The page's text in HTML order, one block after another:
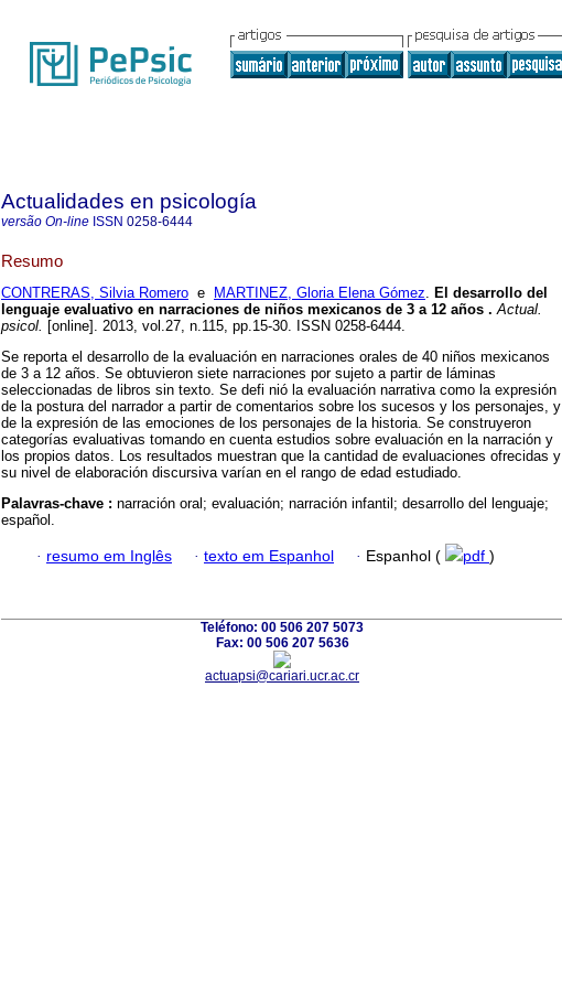
Actualidades en psicología
versão On-line ISSN 0258-6444
Resumo
CONTRERAS, Silvia Romero e MARTINEZ, Gloria Elena Gómez. El desarrollo del
lenguaje evaluativo en narraciones de niños mexicanos de 3 a 12 años . Actual.
psicol. [online]. 2013, vol.27, n.115, pp.15-30. ISSN 0258-6444.
Se reporta el desarrollo de la evaluación en narraciones orales de 40 niños mexicanos
de 3 a 12 años. Se obtuvieron siete narraciones por sujeto a partir de láminas
seleccionadas de libros sin texto. Se defi nió la evaluación narrativa como la expresión
de la postura del narrador a partir de comentarios sobre los sucesos y los personajes, y
de la expresión de las emociones de los personajes de la historia. Se construyeron
categorías evaluativas tomando en cuenta estudios sobre evaluación en la narración y
los propios datos. Los resultados muestran que la cantidad de evaluaciones ofrecidas y
su nivel de elaboración discursiva varían en el rango de edad estudiado.
Palavras-chave : narración oral; evaluación; narración infantil; desarrollo del lenguaje;
español.
· resumo em Inglês · texto em Espanhol · Espanhol ( pdf )
Teléfono: 00 506 207 5073
Fax: 00 506 207 5636
actuapsi@cariari.ucr.ac.cr